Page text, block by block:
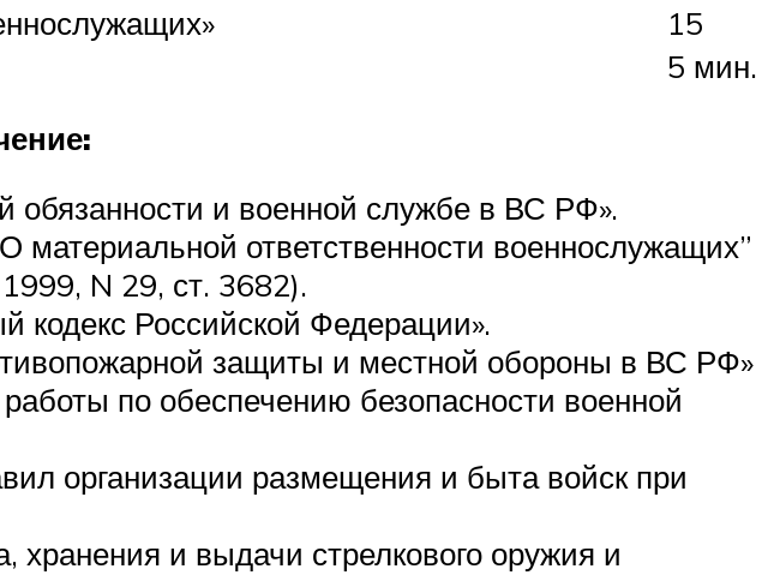
15
5 мин.
и военной службе в ВС РФ».
ответственности военнослужащих”
N 29, ст. 3682).
Российской Федерации».
защиты и местной обороны в ВС РФ»
по обеспечению безопасности военной
организации размещения и быта войск при
и выдачи стрелкового оружия и